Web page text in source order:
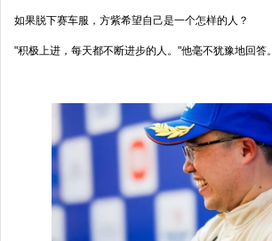
如果脱下赛车服，方紫希望自己是一个怎样的人？
"积极上进，每天都不断进步的人。"他毫不犹豫地回答。